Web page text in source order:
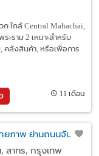
ใกล้ Central Mahachai,
ะราม 2 เหมาะสำหรับ
ลังสินค้า, หรือเพื่อการ
11 เดือน
กยภาพ ย่านถนนจันทน์
สาทร, กรุงเทพ